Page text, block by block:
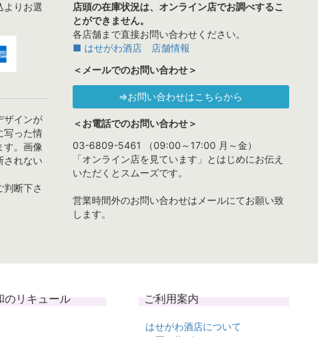
よりお選
ザインが
写った情
す。画像
されない
断下さ
店頭の在庫状況は、オンライン店でお調べするこ
とができません。
各店舗まで直接お問い合わせください。
■ はせがわ酒店 店舗情報
＜メールでのお問い合わせ＞
⇒お問い合わせはこちらから
＜お電話でのお問い合わせ＞
03-6809-5461 （09:00～17:00 月～金）
「オンライン店を見ています」とはじめにお伝え
いただくとスムーズです。
営業時間外のお問い合わせはメールにてお願い致
します。
のリキュール ご利用案内
はせがわ酒店について